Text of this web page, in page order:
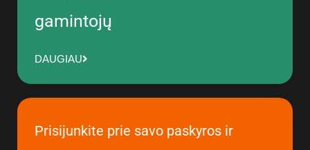
gamintojų
DAUGIAU
Prisijunkite prie savo paskyros ir